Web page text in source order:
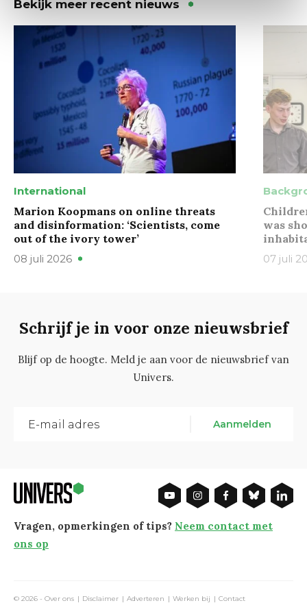
Bekijk meer recent nieuws
International
Marion Koopmans on online threats
and disinformation: ‘Scientists, come
out of the ivory tower’
08 juli 2026
was
07 juli
Schrijf je in voor onze nieuwsbrief
Blijf op de hoogte. Meld je aan voor de nieuwsbrief van
Univers.
Aanmelden
Vragen, opmerkingen of tips? Neem contact met
ons op
© 2026 - Over ons Disclaimer Adverteren Werken bij Contact